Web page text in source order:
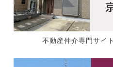
不動産仲介専門サイ